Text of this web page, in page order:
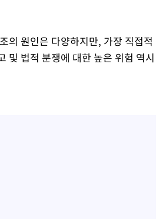
의 원인은 다양하지만, 가장 직접적
및 법적 분쟁에 대한 높은 위험 역시